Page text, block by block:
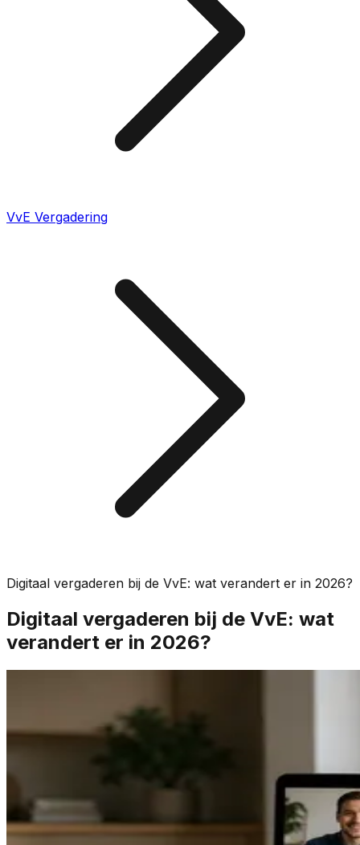
VvE Vergadering
Digitaal vergaderen bij de VvE: wat verandert er in 2026?
Digitaal vergaderen bij de VvE: wat
verandert er in 2026?